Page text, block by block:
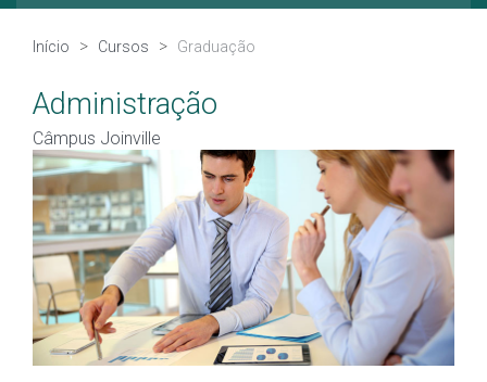
Cursos Técnicos
Graduação
Qualificação Profissional
Pós-graduação
Educação a Distância
Educação de Jovens e Adultos
Início Cursos Graduação
Administração
Câmpus Joinville